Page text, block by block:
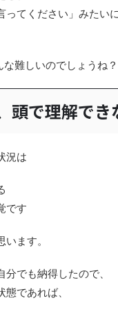
ってください」みたい
難しいのでしょうね？
頭で理解でき
況は
です
ます。
でも納得したので、
であれば、